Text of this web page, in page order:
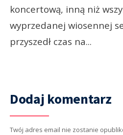
koncertową, inną niż
wyprzedanej wiosennej
przyszedł czas na...
Dodaj komentarz
Twój adres email nie zostanie